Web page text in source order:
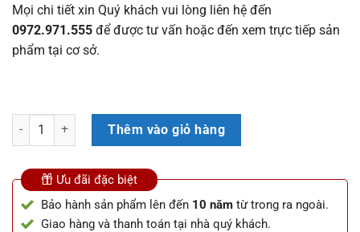
Mọi chi tiết xin Quý khách vui lòng liên hệ đến
0972.971.555 để được tư vấn hoặc đến xem trực tiếp sản
phẩm tại cơ sở.
Kệ tivi mõ lồi gỗ hương vân siêu đẹp (Bác Tình, Tuyên Quang) số
Thêm vào giỏ hàng
Ưu đãi đặc biệt
Bảo hành sản phẩm lên đến 10 năm từ trong ra ngoài.
Giao hàng và thanh toán tại nhà quý khách.